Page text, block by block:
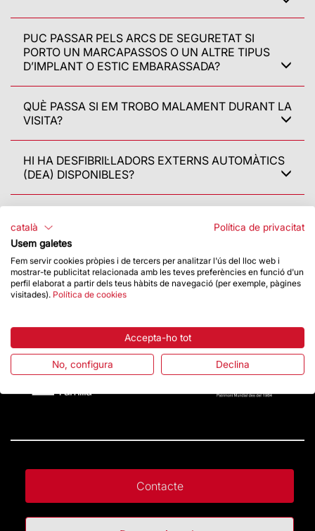
PUC PASSAR PELS ARCS DE SEGURETAT SI
PORTO UN MARCAPASSOS O UN ALTRE TIPUS
D’IMPLANT O ESTIC EMBARASSADA?
QUÈ PASSA SI EM TROBO MALAMENT DURANT LA
VISITA?
HI HA DESFIBRIL·LADORS EXTERNS AUTOMÀTICS
(DEA) DISPONIBLES?
Més informació
ON PUC DIRIGIR-ME PER DEMANAR INFORMACIÓ?
Contacte
català
Política de privacitat
Usem galetes
Fem servir cookies pròpies i de tercers per analitzar l'ús del lloc web i
mostrar-te publicitat relacionada amb les teves preferències en funció d'un
perfil elaborat a partir dels teus hàbits de navegació (per exemple, pàgines
visitades). Política de cookies
Accepta-ho tot
No, configura Declina